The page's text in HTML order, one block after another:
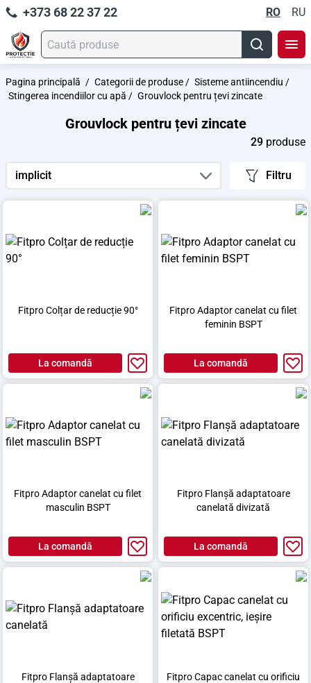
+373 68 22 37 22 RO RU
Pagina principală / Categorii de produse / Sisteme antiincendiu /
Stingerea incendiilor cu apă / Grouvlock pentru țevi zincate
Grouvlock pentru țevi zincate
29 produse
implicit Filtru
Fitpro Colțar de reducție 90°
La comandă
Fitpro Adaptor canelat cu filet
feminin BSPT
La comandă
Fitpro Adaptor canelat cu filet
masculin BSPT
La comandă
Fitpro Flanșă adaptatoare
canelată divizată
La comandă
Fitpro Flanșă adaptatoare
Fitpro Capac canelat cu orificiu